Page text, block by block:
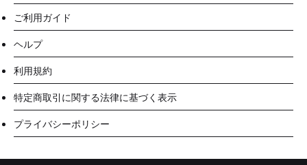
ご利用ガイド
ヘルプ
利用規約
特定商取引に関する法律に基づく表示
プライバシーポリシー